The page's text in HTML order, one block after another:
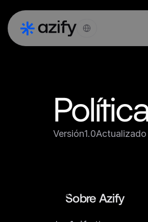
Select Language
Versión1.0Actualizado
Sobre Azify